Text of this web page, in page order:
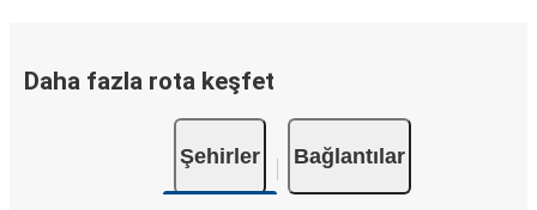
Daha fazla rota keşfet
Şehirler Bağlantılar